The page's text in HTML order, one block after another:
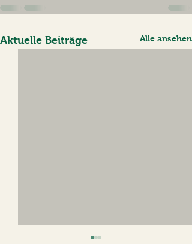
Aktuelle Beiträge Alle ansehen